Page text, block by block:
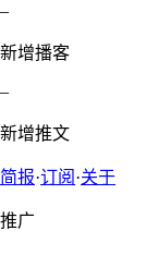
–
新增播客
–
新增推文
简报·订阅 ·关于
推广